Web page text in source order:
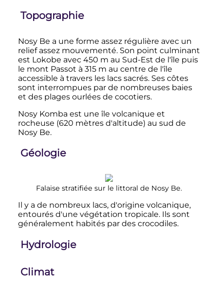
Topographie
Nosy Be a une forme assez régulière avec un
relief assez mouvementé. Son point culminant
est Lokobe avec 450 m au Sud-Est de l'île puis
le mont Passot à 315 m au centre de l'île
accessible à travers les lacs sacrés. Ses côtes
sont interrompues par de nombreuses baies
et des plages ourlées de cocotiers.
Nosy Komba est une île volcanique et
rocheuse (620 mètresd'altitude) au sud de
Nosy Be.
Géologie
Falaise stratifiée sur le littoral de Nosy Be.
Il y a de nombreux lacs, d'origine volcanique,
entourés d'une végétation tropicale. Ils sont
généralement habités par des crocodiles.
Hydrologie
Climat